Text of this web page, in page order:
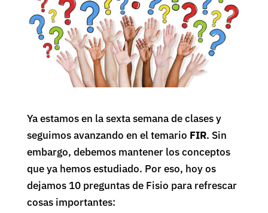
Ya estamos en la sexta semana de clases y
seguimos avanzando en el temario FIR. Sin
embargo, debemos mantener los conceptos
que ya hemos estudiado. Por eso, hoy os
dejamos 10 preguntas de Fisio para refrescar
cosas importantes: